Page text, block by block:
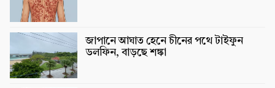
জাপানে আঘাত হেনে চীনের পথে টাইফুন
ডলফিন, বাড়ছে শঙ্কা